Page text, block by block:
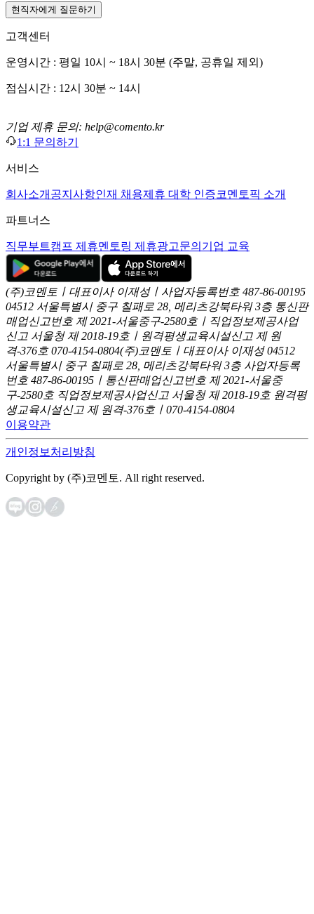
현직자에게 질문하기
고객센터
운영시간 : 평일 10시 ~ 18시 30분 (주말, 공휴일 제외)
점심시간 : 12시 30분 ~ 14시
기업 제휴 문의: help@comento.kr
1:1 문의하기
서비스
회사소개 공지사항인재 채용제휴 대학 인증코멘토픽 소개
파트너스
직무부트캠프 제휴멘토링 제휴광고문의 기업 교육
(주)코멘토ㅣ대표이사 이재성ㅣ사업자등록번호 487-86-00195
04512 서울특별시 중구 칠패로 28, 메리츠강북타워 3층 통신판
매업신고번호 제 2021-서울중구-2580호ㅣ직업정보제공사업
신고 서울청 제 2018-19호ㅣ원격평생교육시설신고 제 원
격-376호 070-4154-0804(주)코멘토ㅣ대표이사 이재성 04512
서울특별시 중구 칠패로 28, 메리츠강북타워 3층 사업자등록
번호 487-86-00195ㅣ통신판매업신고번호 제 2021-서울중
구-2580호 직업정보제공사업신고 서울청 제 2018-19호 원격평
생교육시설신고 제 원격-376호ㅣ070-4154-0804
이용약관
개인정보처리방침
Copyright by (주)코멘토. All right reserved.